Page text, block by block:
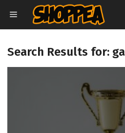
treści
MENU
Search Results for: